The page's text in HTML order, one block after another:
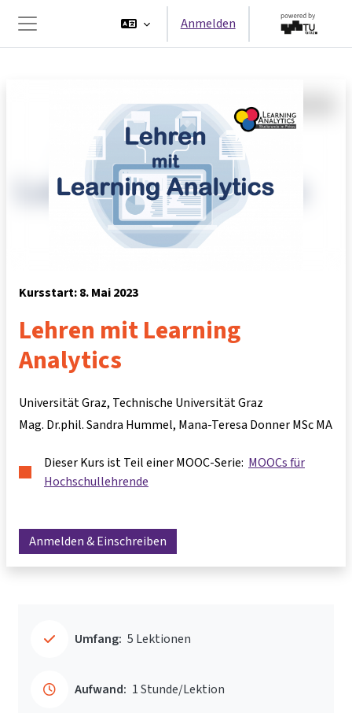
Website-Übersicht
Anmelden
Kursstart: 8. Mai 2023
Lehren mit Learning
Analytics
Universität Graz, Technische Universität Graz
Mag. Dr.phil. Sandra Hummel Mana-Teresa Donner MSc MA
Dieser Kurs ist Teil einer MOOC-Serie: MOOCs für
Hochschullehrende
Anmelden & Einschreiben
Umfang: 5 Lektionen
Aufwand: 1 Stunde/Lektion